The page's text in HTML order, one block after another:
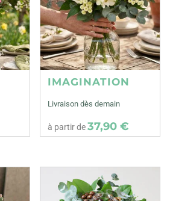
IMAGINATION
Livraison dès demain
à partir de37,90 €